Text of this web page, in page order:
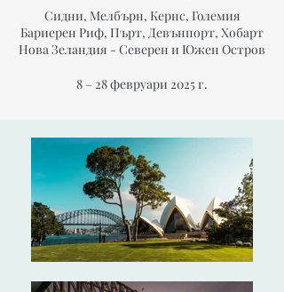
Сидни, Мелбърн, Кернс, Големия
Бариерен Риф, Пърт, Девънпорт, Хобарт
Нова Зеландия - Северен и Южен Остров
8 – 28 февруари 2025 г.